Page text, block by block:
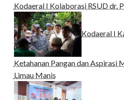
Kodaeral I Kolaborasi RSUD dr.
Kodaeral I
Ketahanan Pangan dan Aspirasi
Limau Manis